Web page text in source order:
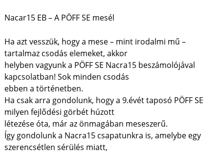
Nacar15 EB – A PÖFF SE mesél
Ha azt vesszük, hogy a mese – mint irodalmi mű –
tartalmaz csodás elemeket, akkor
helyben vagyunk a PÖFF SE Nacra15 beszámolójával
kapcsolatban! Sok minden csodás
ebben a történetben.
Ha csak arra gondolunk, hogy a 9.évét taposó PÖFF SE
milyen fejlődési görbét húzott
létezése óta, már az önmagában meseszerű.
Így gondolunk a Nacra15 csapatunkra is, amelybe egy
szerencsétlen sérülés miatt,